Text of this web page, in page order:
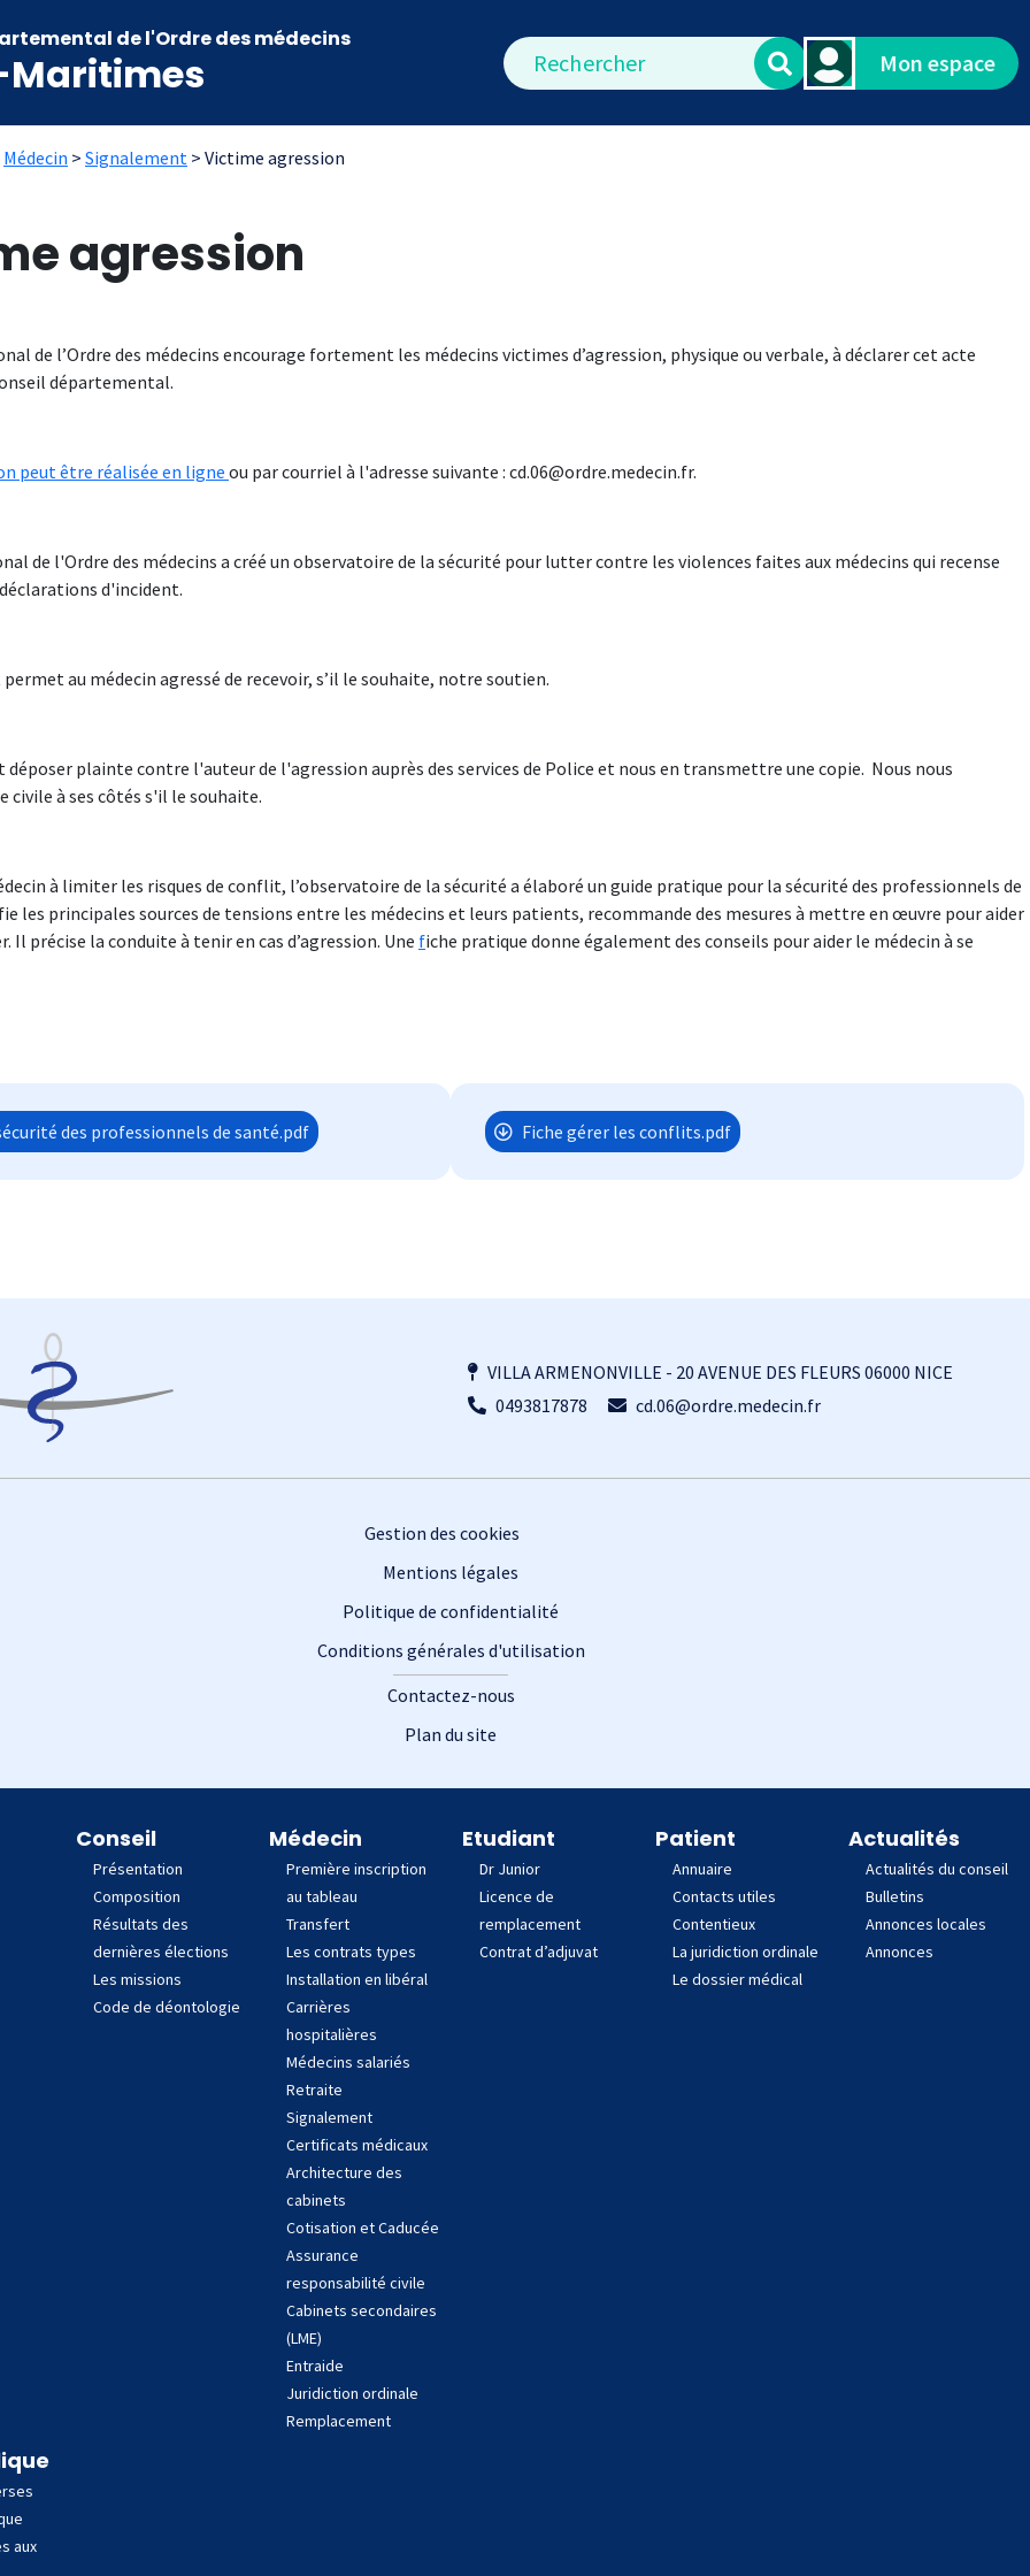
de l'Ordre des médecins Rechercher Mon espace
Médecin Signalement Victime agression
agression
de l’Ordre des médecins encourage fortement les médecins victimes d’agression, physique ou verbale, à déclarer cet acte
départemental.
peut être réalisée en ligne ou par courriel à l'adresse suivante : cd.06@ordre.medecin.fr.
de l'Ordre des médecins a créé un observatoire de la sécurité pour lutter contre les violences faites aux médecins qui recense
d'incident.
au médecin agressé de recevoir, s’il le souhaite, notre soutien.
déposer plainte contre l'auteur de l'agression auprès des services de Police et nous en transmettre une copie. Nous nous
civile à ses côtés s'il le souhaite.
à limiter les risques de conflit, l’observatoire de la sécurité a élaboré un guide pratique pour la sécurité des professionnels de
les principales sources de tensions entre les médecins et leurs patients, recommande des mesures à mettre en œuvre pour aider
Il précise la conduite à tenir en cas d’agression. Une fiche pratique donne également des conseils pour aider le médecin à se
des professionnels de santé.pdf Fiche gérer les conflits.pdf
VILLA ARMENONVILLE - 20 AVENUE DES FLEURS 06000 NICE
0493817878
cd.06@ordre.medecin.fr
Gestion des cookies
Mentions légales
Politique de confidentialité
Conditions générales d'utilisation
Contactez-nous
Plan du site
Conseil
Présentation
Composition
Résultats des
dernières élections
Les missions
Code de déontologie
Médecin
Première inscription
au tableau
Transfert
Les contrats types
Installation en libéral
Carrières
hospitalières
Médecins salariés
Retraite
Signalement
Certificats médicaux
Architecture des
cabinets
Cotisation et Caducée
Assurance
responsabilité civile
Cabinets secondaires
(LME)
Entraide
Juridiction ordinale
Remplacement
Etudiant
Dr Junior
Licence de
remplacement
Contrat d’adjuvat
Patient
Annuaire
Contacts utiles
Contentieux
La juridiction ordinale
Le dossier médical
Actualités
Actualités du conseil
Bulletins
Annonces locales
Annonces
aux